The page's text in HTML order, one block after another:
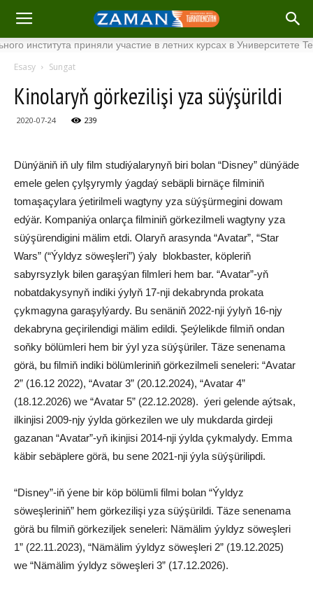
приняли участие в летних курсах в Университете
Esasy Sungat
Kinolaryň görkezilişi yza süýşürildi
2020-07-24 239
Dünýäniň iň uly film studiýalarynyň biri bolan “Disney” dünýäde
emele gelen çylşyrymly ýagdaý sebäpli birnäçe filminiň
tomaşaçylara ýetirilmeli wagtyny yza süýşürmegini dowam
edýär. Kompaniýa onlarça filminiň görkezilmeli wagtyny yza
süýşürendigini mälim etdi. Olaryň arasynda “Avatar”, “Star
Wars” (“Ýyldyz söweşleri”) ýaly blokbaster, köpleriň
sabyrsyzlyk bilen garaşýan filmleri hem bar. “Avatar”-yň
nobatdakysynyň indiki ýylyň 17-nji dekabrynda prokata
çykmagyna garaşylýardy. Bu senäniň 2022-nji ýylyň 16-njy
dekabryna geçirilendigi mälim edildi. Şeýlelikde filmiň ondan
soňky bölümleri hem bir ýyl yza süýşüriler. Täze senenama
görä, bu filmiň indiki bölümleriniň görkezilmeli seneleri: “Avatar
2” (16.12 2022), “Avatar 3” (20.12.2024), “Avatar 4”
(18.12.2026) we “Avatar 5” (22.12.2028). ýeri gelende aýtsak,
ilkinjisi 2009-njy ýylda görkezilen we uly mukdarda girdeji
gazanan “Avatar”-yň ikinjisi 2014-nji ýylda çykmalydy. Emma
käbir sebäplere görä, bu sene 2021-nji ýyla süýşürilipdi.
“Disney”-iň ýene bir köp bölümli filmi bolan “Ýyldyz
söweşleriniň” hem görkezilişi yza süýşürildi. Täze senenama
görä bu filmiň görkeziljek seneleri: Nämälim ýyldyz söweşleri
1” (22.11.2023), “Nämälim ýyldyz söweşleri 2” (19.12.2025)
we “Nämälim ýyldyz söweşleri 3” (17.12.2026).